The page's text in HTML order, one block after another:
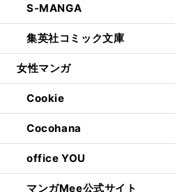
S-MANGA
集英社コミック文庫
女性マンガ
Cookie
Cocohana
office YOU
マンガMee公式サイト